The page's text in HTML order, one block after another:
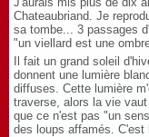
Chateaubriand. Je
sa tombe... 3 passages
"un viellard est une
Il fait un grand soleil
donnent une lumière
diffuses. Cette lumière
traverse, alors la vie
que ce n'est pas "un
des loups affamés.